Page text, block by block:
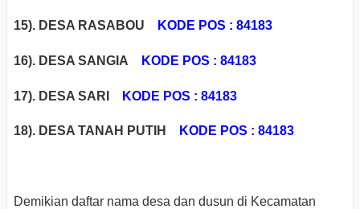
15). DESA RASABOU KODE POS : 84183
16). DESA SANGIA KODE POS : 84183
17). DESA SARI KODE POS : 84183
18). DESA TANAH PUTIH KODE POS : 84183
Demikian daftar nama desa dan dusun di Kecamatan